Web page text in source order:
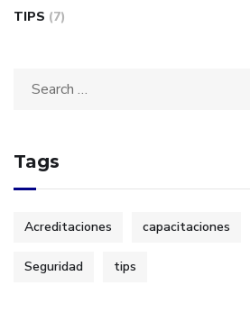
TIPS (7)
Search
Tags
Acreditaciones capacitaciones
Seguridad tips